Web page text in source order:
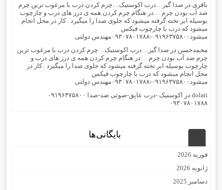
باقری در صدا گیر…درب اکوستیک…چرم کردن درب با مرغوب ترین چرم
ضد آب بودن چرم …در هنگام چرم کردن همه ی درز های درب و چارچوب
بوسیله ابر تخته گرفته میشود که جلوی صدا را میگیرد . کار در محل انجام
میشود که درب با چارچوب فیکس
میشود۰۹۱۹۶۳۷۵۸۰۰-۰۹۳۰۷۸۰۱۷۸۸مهندس دولتی
محمدحسن در صدا گیر…درب اکوستیک…چرم کردن درب با مرغوب ترین
چرم ضد آب بودن چرم …در هنگام چرم کردن همه ی درز های درب و
چارچوب بوسیله ابر تخته گرفته میشود که جلوی صدا را میگیرد . کار در
محل انجام میشود که درب با چارچوب فیکس
میشود۰۹۱۹۶۳۷۵۸۰۰-۰۹۳۰۷۸۰۱۷۸۸مهندس دولتی
dolati در
اکوستیک -درب عایق-صوتی ضد-صدا ۰۹۱۹۶۳۷۵۸۰۰
۰۹۳۰۷۸۰۱۷۸۸
بایگانی‌ها
فوریه 2026
ژانویه 2026
دسامبر 2025